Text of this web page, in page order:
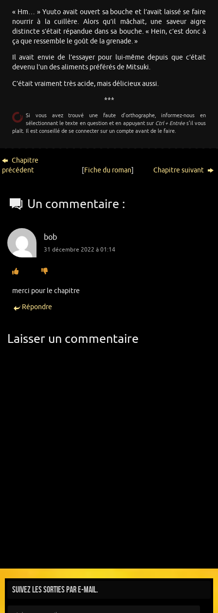
« Hm… » Yuuto avait ouvert sa bouche et l’avait laissé se faire
nourrir à la cuillère. Alors qu’il mâchait, une saveur aigre
distincte s’était répandue dans sa bouche. « Hein, c’est donc à
ça que ressemble le goût de la grenade. »
Il avait envie de l’essayer pour lui-même depuis que c’était
devenu l’un des aliments préférés de Mitsuki.
C’était vraiment très acide, mais délicieux aussi.
***
Si vous avez trouvé une faute d’orthographe, informez-nous en
sélectionnant le texte en question et en appuyant sur Ctrl + Entrées’il vous
plaît. Il est conseillé de se connecter sur un compte avant de le faire.
Chapitre
précédent
[Fiche du roman] Chapitre suivant
Un commentaire :
bob
31 décembre 2022 à 01:14
merci pour le chapitre
Répondre
Laisser un commentaire
Suivez les sorties par e-mail.